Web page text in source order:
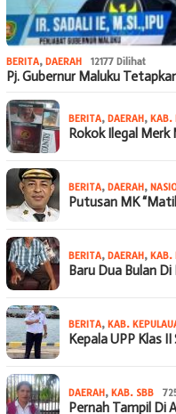
BERITA, DAERAH 12177 Dilihat
Pj. Gubernur Maluku
BERITA, DAERAH, KAB.
Rokok Ilegal
BERITA, DAERAH,
Putusan MK
BERITA, DAERAH, KAB.
Baru Dua Bulan
BERITA, KAB.
Kepala UPP Klas
DAERAH, KAB. SBB
Pernah Tampil Di